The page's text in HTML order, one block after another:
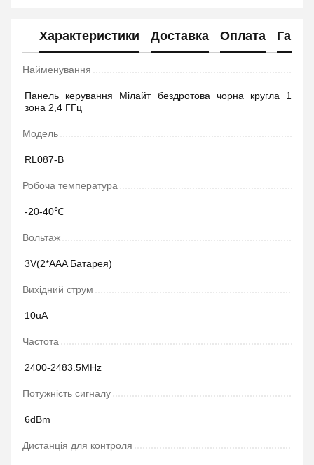
Характеристики Доставка Оплата
Найменування
Панель керування Мілайт бездротова чорна кругла 1
зона 2,4 ГГц
Модель
RL087-B
Робоча температура
-20-40℃
Вольтаж
3V(2*AAA Батарея)
Вихідний струм
10uA
Частота
2400-2483.5MHz
Потужність сигналу
6dBm
Дистанція для контроля